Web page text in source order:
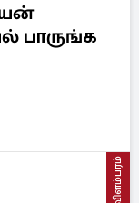
பாருங்க
விளம்பரம்